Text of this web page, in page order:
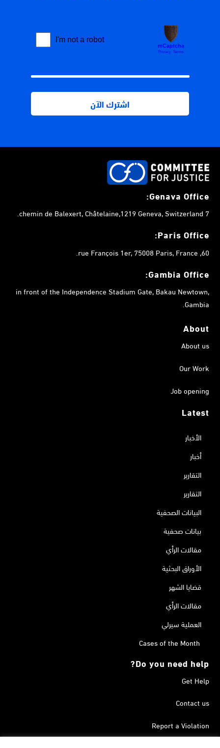
Genava Office:
7 chemin de Balexert, Châtelaine,1219 Geneva, Switzerland.
Paris Office:
60, rue François 1er, 75008 Paris, France.
Gambia Office:
in front of the Independence Stadium Gate, Bakau Newtown,
Gambia.
About
About us
Our Work
Job opening
Latest
الأخبار
أخبار
التقارير
التقارير
البيانات الصحفية
بيانات صحفية
مقالات الرأي
الأوراق البحثية
قضايا الشهر
مقالات الرأي
العملية سيرلي
Cases of the Month
Do you need help?
Get Help
Contact us
Report a Violation